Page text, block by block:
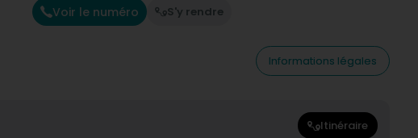
Voir le numéro S'y rendre
Informations légales
Itinéraire